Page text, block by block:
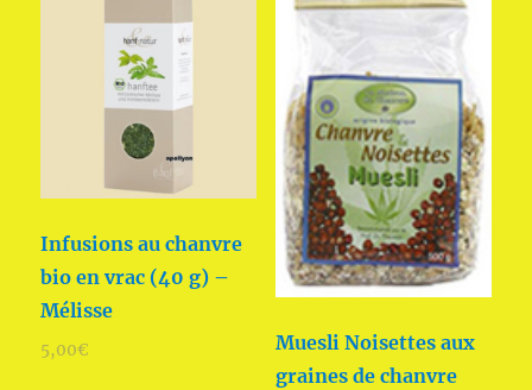
Infusions au chanvre
bio en vrac (40 g) –
Mélisse
5,00€
Muesli Noisettes aux
graines de chanvre